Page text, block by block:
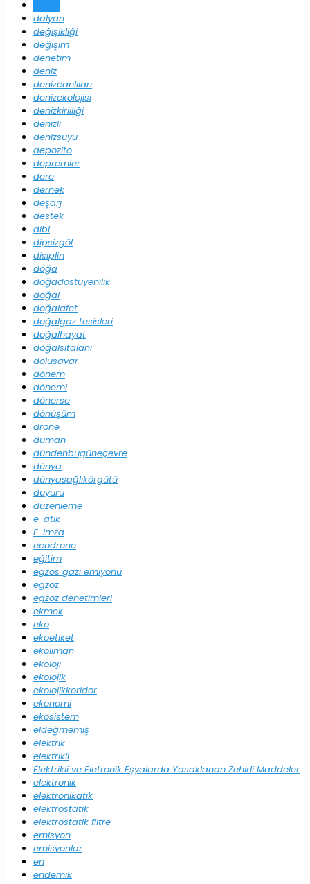
dalyan
değişikliği
değişim
denetim
deniz
denizcanlıları
denizekolojisi
denizkirliliği
denizli
denizsuyu
depozito
depremler
dere
dernek
deşarj
destek
dibi
dipsizgöl
disiplin
doğa
doğadostuyenilik
doğal
doğalafet
doğalgaz tesisleri
doğalhayat
doğalsitalanı
dolusavar
dönem
dönemi
dönerse
dönüşüm
drone
duman
dündenbugüneçevre
dünya
dünyasağlıkörgütü
duyuru
düzenleme
e-atık
E-imza
ecodrone
eğitim
egzos gazı emiyonu
egzoz
egzoz denetimleri
ekmek
eko
ekoetiket
ekoliman
ekoloji
ekolojik
ekolojikkoridor
ekonomi
ekosistem
eldeğmemiş
elektrik
elektrikli
Elektrikli ve Eletronik Eşyalarda Yasaklanan Zehirli Maddeler
elektronik
elektronikatık
elektrostatik
elektrostatik filtre
emisyon
emisyonlar
en
endemik